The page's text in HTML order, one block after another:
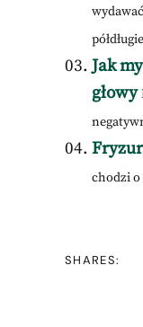
Jak
głowy
chodzi o
SHARES